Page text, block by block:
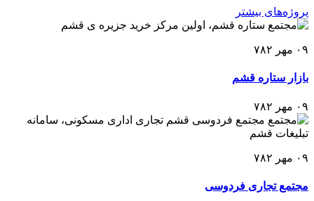
پروژه‌های بیشتر
۰۹ مهر ۷۸۲
بازار ستاره قشم
۰۹ مهر ۷۸۲
۰۹ مهر ۷۸۲
مجتمع تجاری فردوسی